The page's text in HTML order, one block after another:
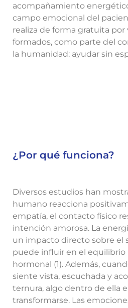
acompañamiento
campo emocional del
realiza de forma gratuita
formados, como parte del
la humanidad: ayudar sin
¿Por qué funciona?
Diversos estudios han
humano reacciona
empatía, el contacto físico
intención amorosa. La
un impacto directo sobre el
puede influir en el
hormonal (1). Además,
siente vista, escuchada y
ternura, algo dentro de ella
transformarse. Las